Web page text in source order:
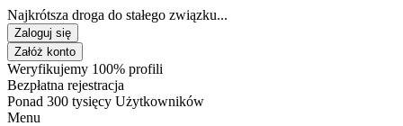
Najkrótsza droga do stałego związku...
Zaloguj się
Załóż konto
Weryfikujemy 100% profili
Bezpłatna rejestracja
Ponad 300 tysięcy Użytkowników
Menu